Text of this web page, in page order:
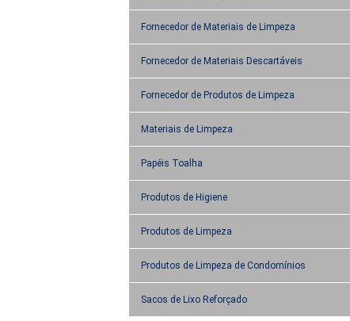
Fornecedor de Materiais de Limpeza
Fornecedor de Materiais Descartáveis
Fornecedor de Produtos de Limpeza
Materiais de Limpeza
Papéis Toalha
Produtos de Higiene
Produtos de Limpeza
Produtos de Limpeza de Condomínios
Sacos de Lixo Reforçado